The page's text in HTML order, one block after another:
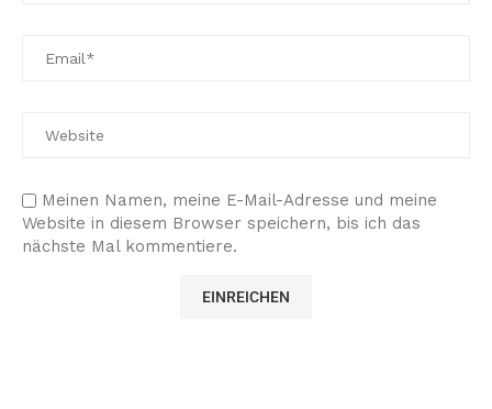
Meinen Namen, meine E-Mail-Adresse und meine
Website in diesem Browser speichern, bis ich das
nächste Mal kommentiere.